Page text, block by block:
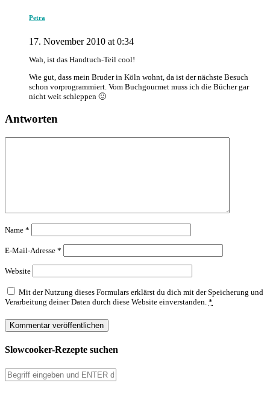
Petra
17. November 2010 at 0:34
Wah, ist das Handtuch-Teil cool!
Wie gut, dass mein Bruder in Köln wohnt, da ist der nächste Besuch
schon vorprogrammiert. Vom Buchgourmet muss ich die Bücher gar
nicht weit schleppen 🙂
Antworten
Name *
E-Mail-Adresse *
Website
Mit der Nutzung dieses Formulars erklärst du dich mit der Speicherung und
Verarbeitung deiner Daten durch diese Website einverstanden. *
Slowcooker-Rezepte suchen